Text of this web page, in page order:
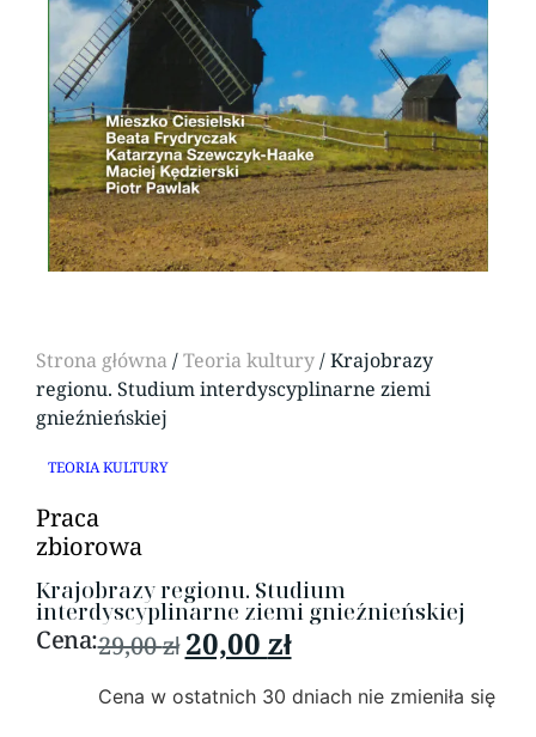
Strona główna /Teoria kultury/ Krajobrazy
regionu. Studium interdyscyplinarne ziemi
gnieźnieńskiej
TEORIA KULTURY
Praca
zbiorowa
Krajobrazy regionu. Studium
interdyscyplinarne ziemi gnieźnieńskiej
Cena:29,00zł 20,00 zł
Cena w ostatnich 30 dniach nie zmieniła się